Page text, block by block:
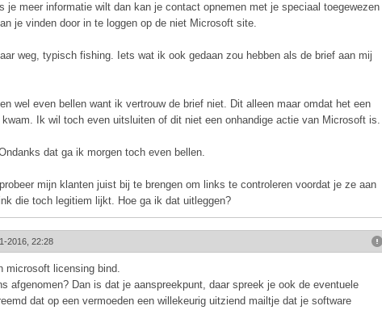
je meer informatie wilt dan kan je contact opnemen met je speciaal toegewezen
je vinden door in te loggen op de niet Microsoft site.
weg, typisch fishing. Iets wat ik ook gedaan zou hebben als de brief aan mij
wel even bellen want ik vertrouw de brief niet. Dit alleen maar omdat het een
Ik wil toch even uitsluiten of dit niet een onhandige actie van Microsoft is.
dat ga ik morgen toch even bellen.
mijn klanten juist bij te brengen om links te controleren voordat je ze aan
die toch legitiem lijkt. Hoe ga ik dat uitleggen?
2016, 22:28
microsoft licensing bind.
afgenomen? Dan is dat je aanspreekpunt, daar spreek je ook de eventuele
dat op een vermoeden een willekeurig uitziend mailtje dat je software